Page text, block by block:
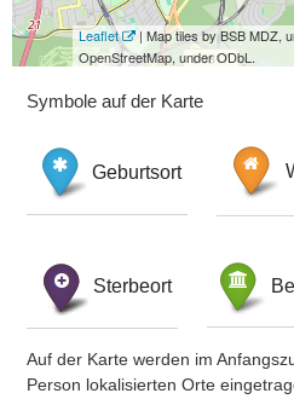
Leaflet
| Map tiles by BSB MDZ,
OpenStreetMap, under ODbL.
Symbole auf der Karte
Geburtsort
Sterbeort
Auf der Karte werden im
Person lokalisierten Orte